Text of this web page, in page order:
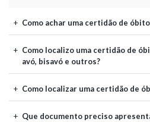
Como achar uma certidão de
Como localizo uma certidão de
avó, bisavó e outros?
Como localizar uma certidão de
Que documento preciso